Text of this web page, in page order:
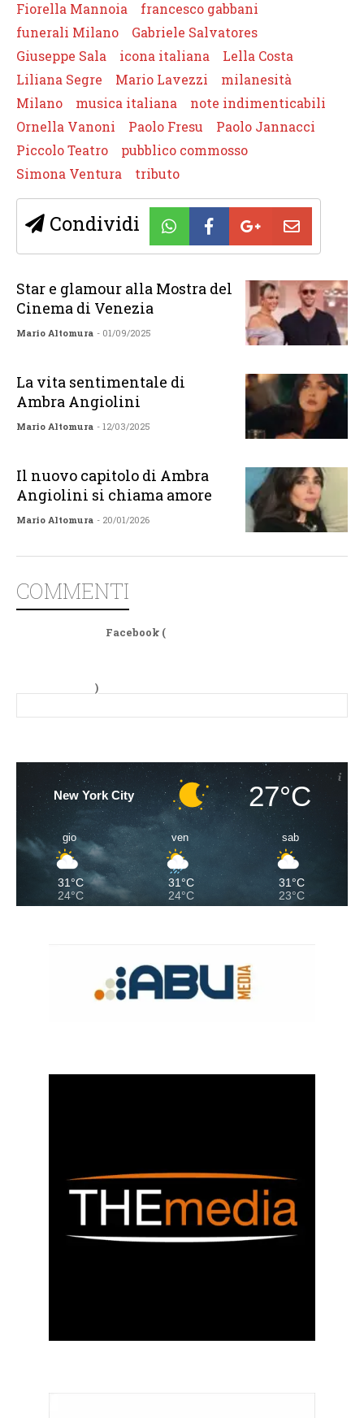
Fiorella Mannoia
francesco gabbani
funerali Milano
Gabriele Salvatores
Giuseppe Sala
icona italiana
Lella Costa
Liliana Segre
Mario Lavezzi
milanesità
Milano
musica italiana
note indimenticabili
Ornella Vanoni
Paolo Fresu
Paolo Jannacci
Piccolo Teatro
pubblico commosso
Simona Ventura
tributo
Condividi
Star e glamour alla Mostra del
Cinema di Venezia
Mario Altomura - 01/09/2025
La vita sentimentale di
Ambra Angiolini
Mario Altomura - 12/03/2025
Il nuovo capitolo di Ambra
Angiolini si chiama amore
Mario Altomura - 20/01/2026
COMMENTI
Facebook (
)
New York City 27°C
gio
31°C
24°C
ven
31°C
24°C
sab
31°C
23°C